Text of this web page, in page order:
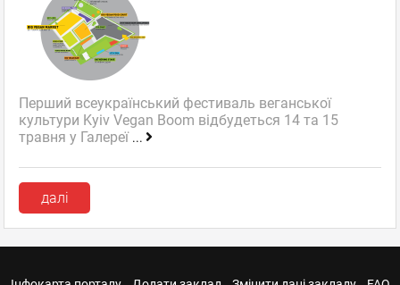
Перший всеукраїнський фестиваль веганської
культури Kyiv Vegan Boom відбудеться 14 та 15
травня у Галереї ...
далі